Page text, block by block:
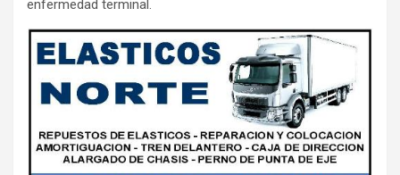
enfermedad terminal.